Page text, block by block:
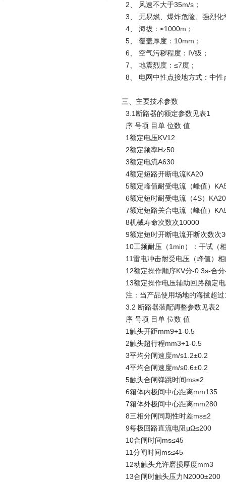
2、 风速不大于35m/s；
3、 无易燃、爆炸危险、强烈
4、 海拔：≤1000m；
5、 覆盖厚度：10mm；
6、 空气污秽程度：IV级；
7、 地震烈度：≤7度；
8、 电网中性点接地方式：中
三、 主要技术参数
3.1断路器的额定参数见表1
序 号项 目单 位数 值
1额定电压KV12
2额定频率Hz50
3额定电流A630
4额定短路开断电流KA20
5额定峰值耐受电流（峰值）
6额定短时耐受电流（4S）KA20
7额定短路关合电流（峰值）
8机械寿命次数次10000
9额定短时开断电流开断次数次
10工频耐压（1min）：干试（
11雷电冲击耐受电压（峰值）
12额定操作顺序KV分-0.3s-合
13额定操作电压辅助回路额定
注：当产品使用场地的海拔超
3.2 断路器装配调整参数见表2
序 号项 目单 位数 值
1触头开距mm9+1-0.5
2触头超行程mm3+1-0.5
3平均分闸速度m/s1.2±0.2
4平均合闸速度m/s0.6±0.2
5触头合闸弹跳时间ms≤2
6箱体内极间中心距离mm135
7箱体外极间中心距离mm280
8三相分闸同期性时差ms≤2
9每极回路直流电阻μΩ≤200
10合闸时间ms≤45
11分闸时间ms≤45
12动触头允许磨损厚度mm3
13合闸时触头压力N2000±200